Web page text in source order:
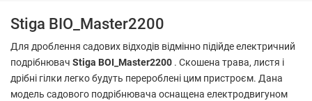
Stiga BIO_Master2200
Для дроблення садових відходів відмінно підійде електричний
подрібнювач Stiga BOI_Master2200 . Скошена трава, листя і
дрібні гілки легко будуть перероблені цим пристроєм. Дана
модель садового подрібнювача оснащена електродвигуном